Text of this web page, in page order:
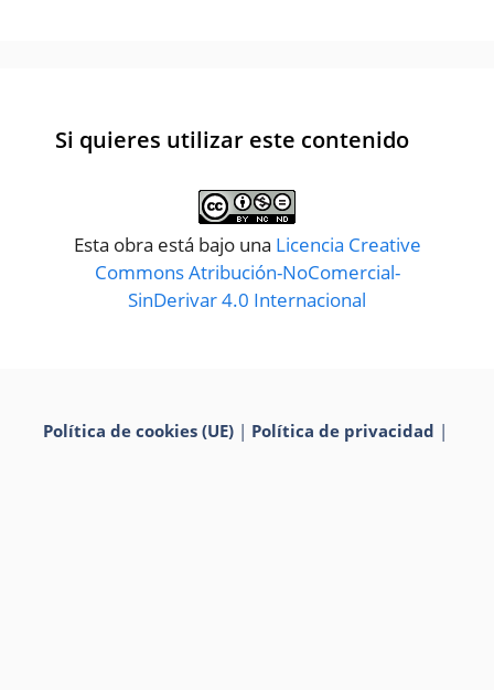
Si quieres utilizar este contenido
Esta obra está bajo una Licencia Creative
Commons Atribución-NoComercial-
SinDerivar 4.0 Internacional
Política de cookies (UE)| Política de privacidad |